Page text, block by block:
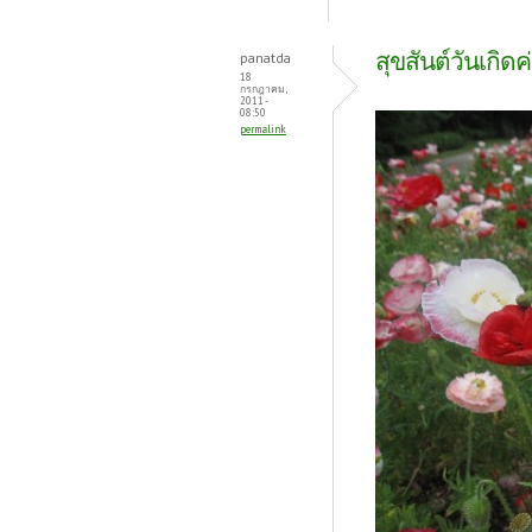
panatda
18
กรกฎาคม,
2011 -
08:50
permalink
สุขสันต์วันเกิด